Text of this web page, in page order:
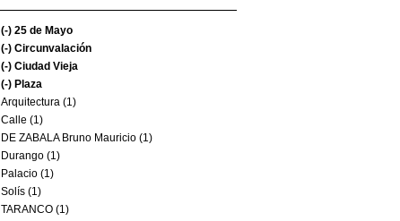
(-) 25 de Mayo
(-) Circunvalación
(-) Ciudad Vieja
(-) Plaza
Arquitectura (1)
Calle (1)
DE ZABALA Bruno Mauricio (1)
Durango (1)
Palacio (1)
Solís (1)
TARANCO (1)